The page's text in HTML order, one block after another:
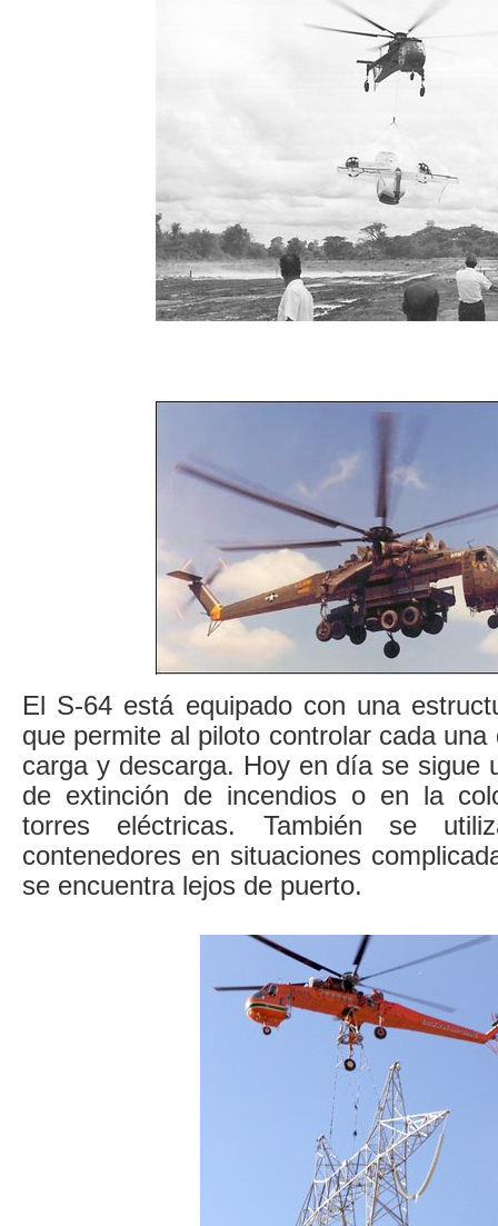
El S-64 está equipado con una
que permite al piloto controlar cada
carga y descarga. Hoy en día se sigue
de extinción de incendios o en la
torres eléctricas. También se
contenedores en situaciones
se encuentra lejos de puerto.